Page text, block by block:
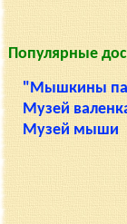
Популярные
"Мышкины
Музей
Музей мыши